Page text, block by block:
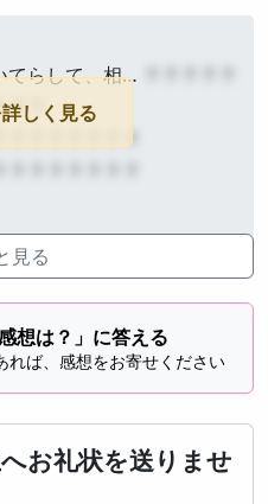
てらして、相…
？？
？？？？？？？
しく見る
見る
想は？」に答える
れば、感想をお寄せください
お礼状を送りませ